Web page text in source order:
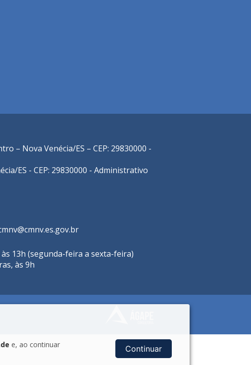
– Nova Venécia/ES – CEP: 29830000 -
ES - CEP: 29830000 - Administrativo
13h (segunda-feira a sexta-feira)
às 9h
e, ao continuar
Continuar